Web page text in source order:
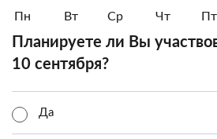
Пн Вт Ср Чт Пт
Планируете ли Вы
10 сентября?
Да